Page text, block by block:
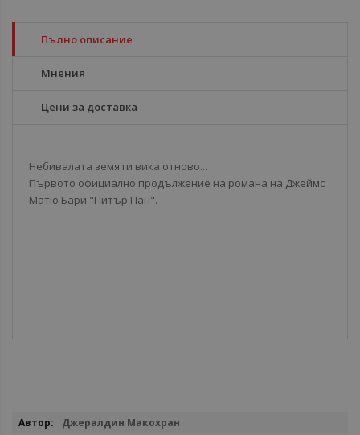
Пълно описание
Мнения
Цени за доставка
Небивалата земя ги вика отново...
Първото официално продължение на романа на Джеймс
Матю Бари "Питър Пан".
Повече
Джералдин Макохран